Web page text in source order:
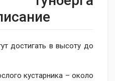
достигать в высоту до
кустарника – около